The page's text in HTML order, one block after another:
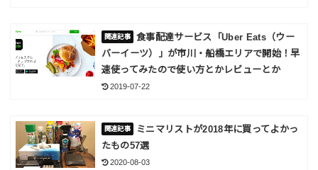
食事配達サービス「Uber Eats（ウー
バーイーツ）」が市川・船橋エリアで開始！早
速使ってみたので使い方とかレビューとか
2019-07-22
ミニマリストが2018年に買ってよかっ
たもの57選
2020-08-03